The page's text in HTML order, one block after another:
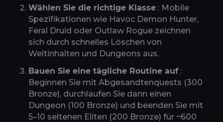
Wählen Sie die richtige Klasse : Mobile
Spezifikationen wie Havoc Demon Hunter,
Feral Druid oder Outlaw Rogue zeichnen
sich durch schnelles Löschen von
Weltinhalten und Dungeons aus.
Bauen Sie eine tägliche Routine auf:
Beginnen Sie mit Abgesandtenquests (300
Bronze), durchlaufen Sie dann einen
Dungeon (100 Bronze) und beenden Sie mit
5–10 seltenen Eliten (200 Bronze) für ~600